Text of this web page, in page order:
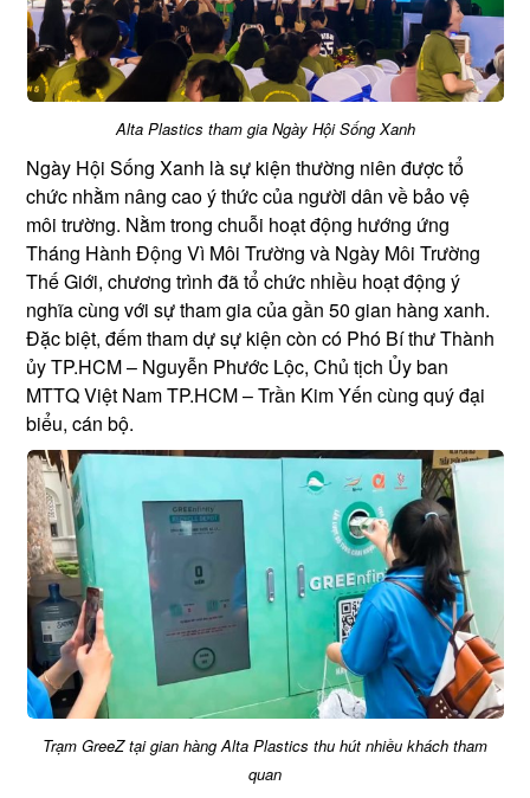
Alta Plastics tham gia Ngày Hội Sống Xanh
Ngày Hội Sống Xanh là sự kiện thường niên được tổ
chức nhằm nâng cao ý thức của người dân về bảo vệ
môi trường. Nằm trong chuỗi hoạt động hướng ứng
Tháng Hành Động Vì Môi Trường và Ngày Môi Trường
Thế Giới, chương trình đã tổ chức nhiều hoạt động ý
nghĩa cùng với sự tham gia của gần 50 gian hàng xanh.
Đặc biệt, đếm tham dự sự kiện còn có Phó Bí thư Thành
ủy TP.HCM – Nguyễn Phước Lộc, Chủ tịch Ủy ban
MTTQ Việt Nam TP.HCM – Trần Kim Yến cùng quý đại
biểu, cán bộ.
Trạm GreeZ tại gian hàng Alta Plastics thu hút nhiều khách tham
quan